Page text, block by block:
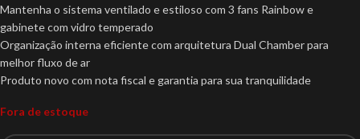
Mantenha o sistema ventilado e estiloso com 3 fans Rainbow e
gabinete com vidro temperado
Organização interna eficiente com arquitetura Dual Chamber para
melhor fluxo de ar
Produto novo com nota fiscal e garantia para sua tranquilidade
Fora de estoque